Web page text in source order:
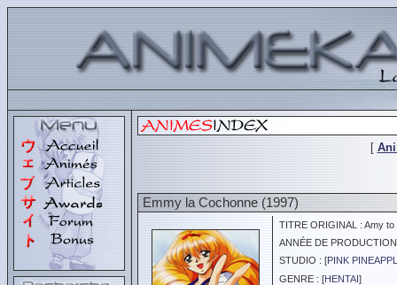
[
Emmy la Cochonne (1997)
TITRE ORIGINAL : Amy to
ANNÉE DE
STUDIO : [PINK
GENRE : [HENTAI]